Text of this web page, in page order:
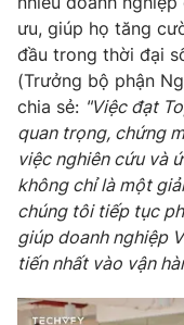
ưu, giúp họ tăng
đầu trong thời đại
(Trưởng bộ phận
chia sẻ: "Việc đạt
quan trọng, chứng
việc nghiên cứu và
không chỉ là một
chúng tôi tiếp tục
giúp doanh nghiệp
tiến nhất vào vận